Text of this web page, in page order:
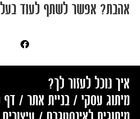
אהבת? אפשר לשתף לעוד
איך נוכל לעזור לך?
מיתוג עסקי / בניית אתר /